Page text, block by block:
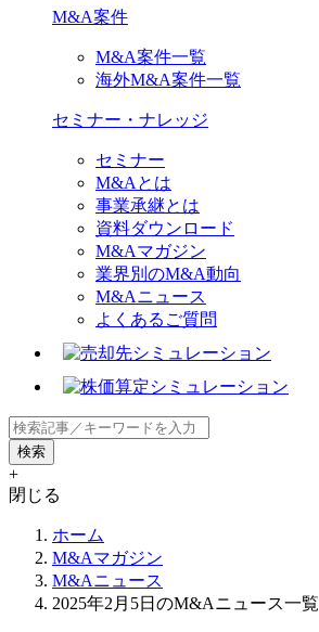
M&A案件
M&A案件一覧
海外M&A案件一覧
セミナー・ナレッジ
セミナー
M&Aとは
事業承継とは
資料ダウンロード
M&Aマガジン
業界別のM&A動向
M&Aニュース
よくあるご質問
+
閉じる
ホーム
M&Aマガジン
M&Aニュース
2025年2月5日のM&Aニュース一覧